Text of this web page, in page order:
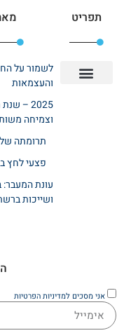
תפריט
לשמור על
והעצמאות
2025 –
וצמיחה
תרומתה של
פצעי לחץ
עונת המעבר:
ושייכות
אני מסכים למדיניות הפרטיות